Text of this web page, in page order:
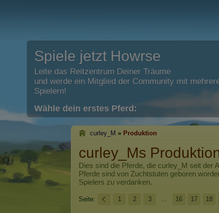
Spiele jetzt Howrse
Leite das Reitzentrum Deiner Träume
und werde ein Mitglied der Community mit
Spielern!
Wähle dein erstes Pferd:
curley_M » Produktion
curley_Ms
Dies sind die Pferde, die curley_M seit der
Pferde sind von Zuchtstuten geboren
Spielers zu verdanken.
Seite: 1 2 3 ... 16 17 18